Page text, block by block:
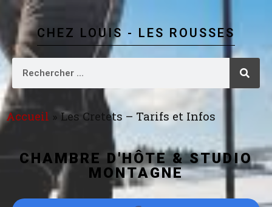
CHEZ LOUIS - LES ROUSSES
Accueil » Les Cretets – Tarifs et Infos
CHAMBRE D'HÔTE & STUDIO
MONTAGNE